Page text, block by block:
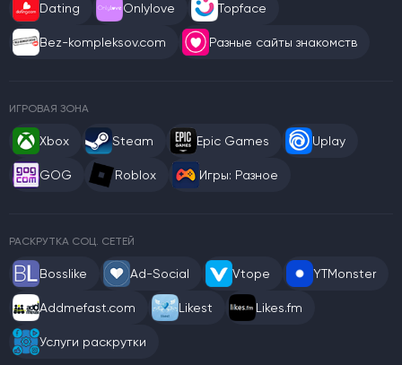
Dating Onlylove Topface
Bez-kompleksov.com Разные сайты знакомств
ИГРОВАЯ ЗОНА
Xbox Steam Epic Games Uplay
GOG Roblox Игры: Разное
РАСКРУТКА СОЦ. СЕТЕЙ
Bosslike Ad-Social Vtope YTMonster
Addmefast.com Likest Likes.fm
Услуги раскрутки